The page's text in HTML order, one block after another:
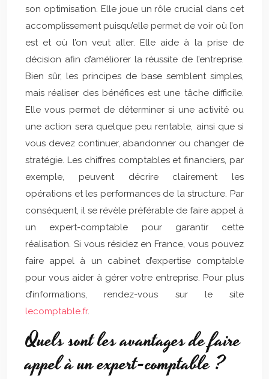
son optimisation. Elle joue un rôle crucial dans cet
accomplissement puisqu’elle permet de voir où l’on
est et où l’on veut aller. Elle aide à la prise de
décision afin d’améliorer la réussite de l’entreprise.
Bien sûr, les principes de base semblent simples,
mais réaliser des bénéfices est une tâche difficile.
Elle vous permet de déterminer si une activité ou
une action sera quelque peu rentable, ainsi que si
vous devez continuer, abandonner ou changer de
stratégie. Les chiffres comptables et financiers, par
exemple, peuvent décrire clairement les
opérations et les performances de la structure. Par
conséquent, il se révèle préférable de faire appel à
un expert-comptable pour garantir cette
réalisation. Si vous résidez en France, vous pouvez
faire appel à un cabinet d’expertise comptable
pour vous aider à gérer votre entreprise. Pour plus
d’informations, rendez-vous sur le site
lecomptable.fr.
Quels sont les avantages de faire
appel à un expert-comptable ?